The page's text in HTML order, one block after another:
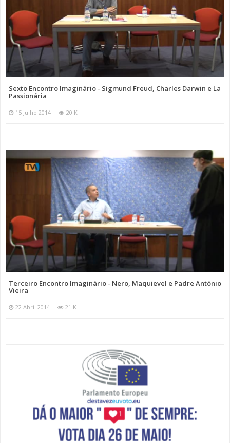
Sexto Encontro Imaginário - Sigmund Freud, Charles Darwin e La
Passionária
15 Julho 2014 20 K
Terceiro Encontro Imaginário - Nero, Maquievel e Padre António
Vieira
22 Abril 2014 21 K